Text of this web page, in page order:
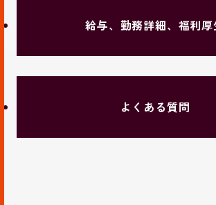
給与、勤務詳細、福利厚
よくある質問